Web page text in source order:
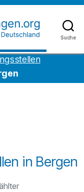
Suche
in Bergen